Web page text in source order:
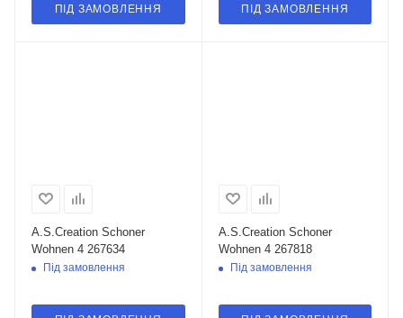
ПІД ЗАМОВЛЕННЯ ПІД ЗАМОВЛЕННЯ
A.S.Creation Schoner
Wohnen 4 267634
Під замовлення
A.S.Creation Schoner
Wohnen 4 267818
Під замовлення